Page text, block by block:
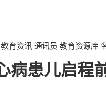
教育资讯 通讯员 教育资源库
病患儿启程